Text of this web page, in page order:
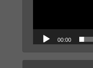
00:00